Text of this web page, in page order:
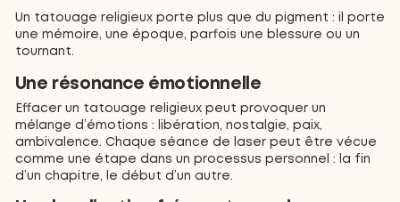
Un tatouage religieux porte plus que du pigment : il porte
une mémoire, une époque, parfois une blessure ou un
tournant.
Une résonance émotionnelle
Effacer un tatouage religieux peut provoquer un
mélange d’émotions : libération, nostalgie, paix,
ambivalence. Chaque séance de laser peut être vécue
comme une étape dans un processus personnel : la fin
d’un chapitre, le début d’un autre.